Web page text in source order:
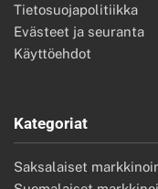
Tietosuojapolitiikka
Evästeet ja seuranta
Käyttöehdot
Kategoriat
Saksalaiset